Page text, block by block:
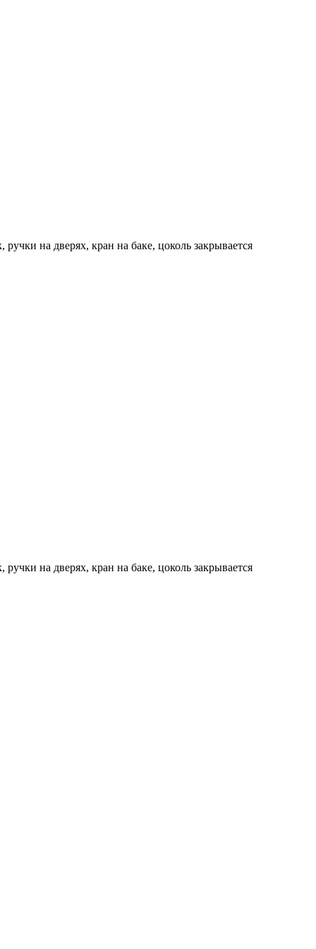
на дверях, кран на баке, цоколь закрывается
на дверях, кран на баке, цоколь закрывается